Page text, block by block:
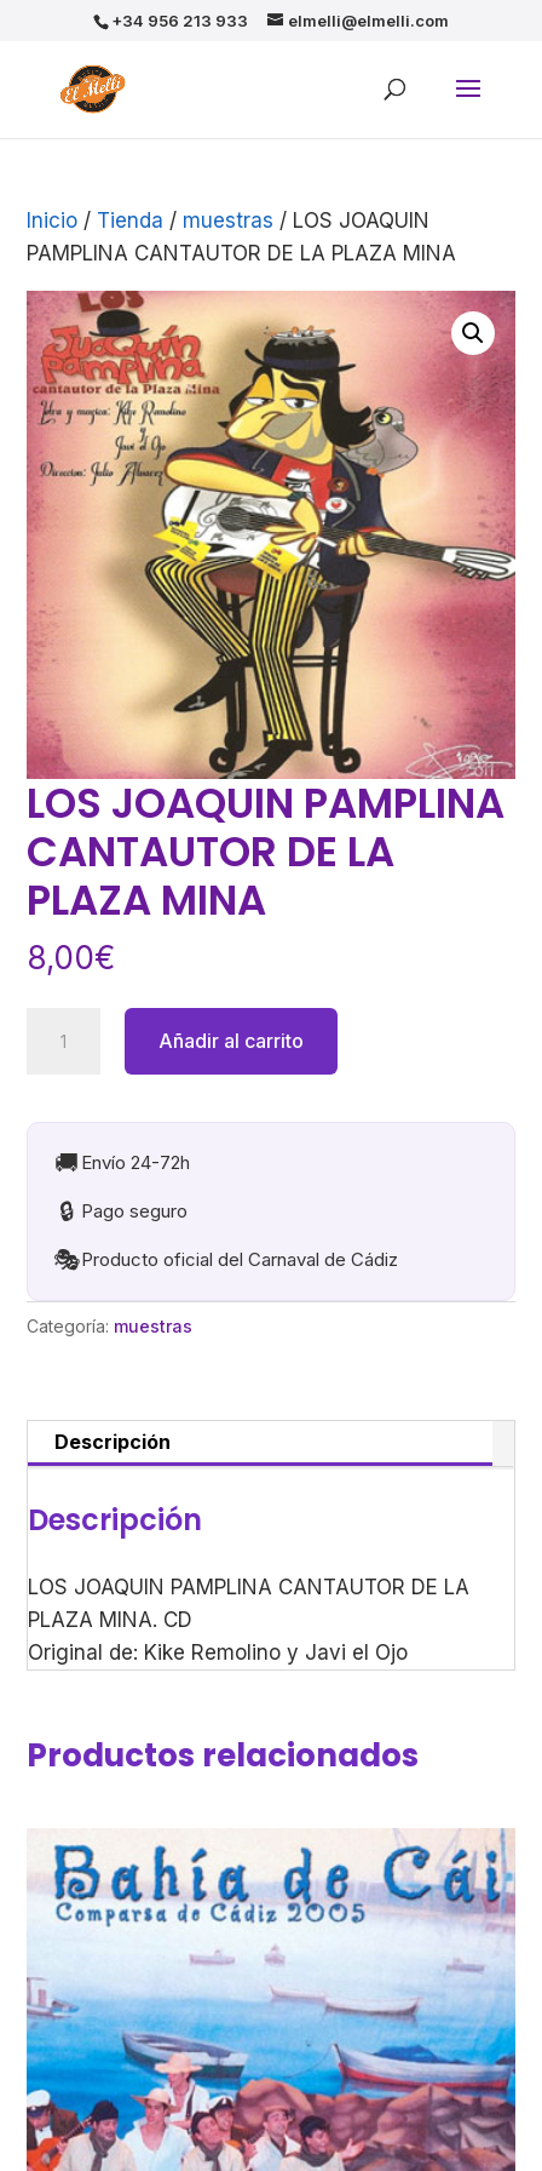
+34 956 213 933 elmelli@elmelli.com
Inicio / Tienda / muestras / LOS JOAQUIN
PAMPLINA CANTAUTOR DE LA PLAZA MINA
LOS JOAQUIN PAMPLINA
CANTAUTOR DE LA
PLAZA MINA
8,00€
JOAQUIN
CANTAUTOR
PLAZA
MINA
Añadir al carrito
🚚 Envío 24-72h
🔒 Pago seguro
🎭Producto oficial del Carnaval de Cádiz
Categoría: muestras
Descripción
Descripción
LOS JOAQUIN PAMPLINA CANTAUTOR DE LA
PLAZA MINA. CD
Original de: Kike Remolino y Javi el Ojo
Productos relacionados